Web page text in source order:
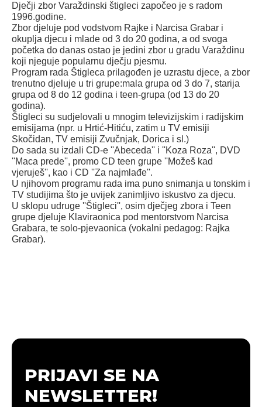
Dječji zbor Varaždinski štigleci započeo je s radom
1996.godine.
Zbor djeluje pod vodstvom Rajke i Narcisa Grabar i
okuplja djecu i mlade od 3 do 20 godina, a od svoga
početka do danas ostao je jedini zbor u gradu Varaždinu
koji njeguje popularnu dječju pjesmu.
Program rada Štigleca prilagođen je uzrastu djece, a zbor
trenutno djeluje u tri grupe:mala grupa od 3 do 7, starija
grupa od 8 do 12 godina i teen-grupa (od 13 do 20
godina).
Štigleci su sudjelovali u mnogim televizijskim i radijskim
emisijama (npr. u Hrtić-Hitiću, zatim u TV emisiji
Skočidan, TV emisiji Zvučnjak, Dorica i sl.)
Do sada su izdali CD-e ''Abeceda'' i ''Koza Roza'', DVD
''Maca prede'', promo CD teen grupe ''Možeš kad
vjeruješ'', kao i CD ''Za najmlađe''.
U njihovom programu rada ima puno snimanja u tonskim i
TV studijima što je uvijek zanimljivo iskustvo za djecu.
U sklopu udruge ''Štigleci'', osim dječjeg zbora i Teen
grupe djeluje Klaviraonica pod mentorstvom Narcisa
Grabara, te solo-pjevaonica (vokalni pedagog: Rajka
Grabar).
PRIJAVI SE NA
NEWSLETTER!